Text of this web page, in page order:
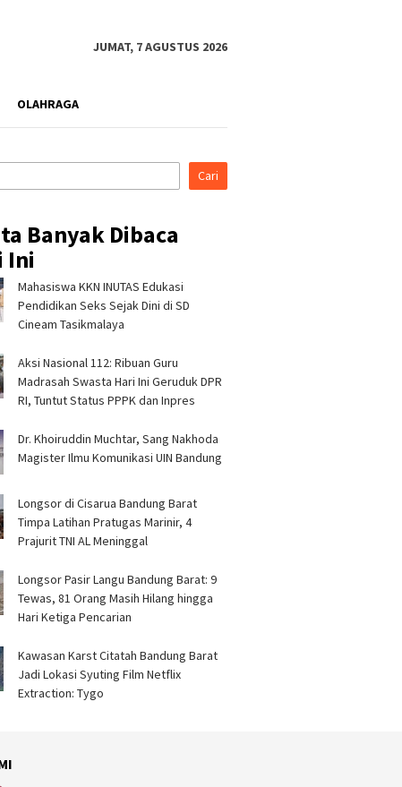
JUMAT, 7 AGUSTUS 2026
OLAHRAGA
Indonesia Fashion
Tujuh Mitra
Pertamina Patra
Jejaring Bisnis
Kapolres Tasikmalaya
Silaturahmi ke Ponpes
Cari
Banyak Dibaca
Ini
Mahasiswa KKN INUTAS Edukasi
Pendidikan Seks Sejak Dini di SD
Cineam Tasikmalaya
Aksi Nasional 112: Ribuan Guru
Madrasah Swasta Hari Ini Geruduk DPR
RI, Tuntut Status PPPK dan Inpres
Dr. Khoiruddin Muchtar, Sang Nakhoda
Magister Ilmu Komunikasi UIN Bandung
Longsor di Cisarua Bandung Barat
Timpa Latihan Pra­tugas Marinir, 4
Prajurit TNI AL Meninggal
Longsor Pasir Langu Bandung Barat: 9
Tewas, 81 Orang Masih Hilang hingga
Hari Ketiga Pencarian
Kawasan Karst Citatah Bandung Barat
Jadi Lokasi Syuting Film Netflix
Extraction: Tygo